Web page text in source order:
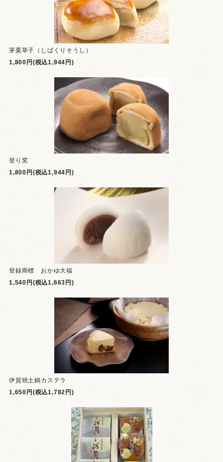
茅栗草子（しばくりそうし）
1,800円(税込1,944円)
登り窯
1,800円(税込1,944円)
登録商標 おかゆ大福
1,540円(税込1,663円)
伊賀焼土鍋カステラ
1,650円(税込1,782円)